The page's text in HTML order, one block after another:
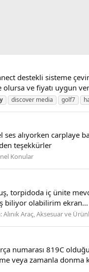
destekli sisteme
ve fiyatı uygun
discover media golf7
alıyorken carplaye
teşekkürler
Konular
torpidoda iç ünite
biliyor olabilirim ekran...
Alınık Araç, Aksesuar ve
numarası 819C
veya zamanla donma